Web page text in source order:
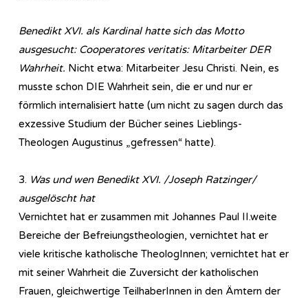
Benedikt XVI. als Kardinal hatte sich das Motto
ausgesucht: Cooperatores veritatis: Mitarbeiter DER
Wahrheit. Nicht etwa: Mitarbeiter Jesu Christi. Nein, es
musste schon DIE Wahrheit sein, die er und nur er
förmlich internalisiert hatte (um nicht zu sagen durch das
exzessive Studium der Bücher seines Lieblings-
Theologen Augustinus „gefressen“ hatte).
3. Was und wen Benedikt XVI. /Joseph Ratzinger/
ausgelöscht hat
Vernichtet hat er zusammen mit Johannes Paul II.weite
Bereiche der Befreiungstheologien, vernichtet hat er
viele kritische katholische TheologInnen; vernichtet hat er
mit seiner Wahrheit die Zuversicht der katholischen
Frauen, gleichwertige TeilhaberInnen in den Ämtern der